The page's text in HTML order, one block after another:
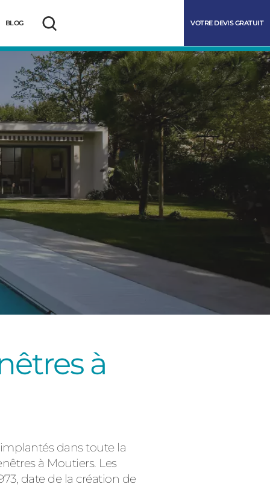
BLOG
Rechercher
VOTRE DEVIS GRATUIT
à
dans toute la
à Moutiers. Les
date de la création de